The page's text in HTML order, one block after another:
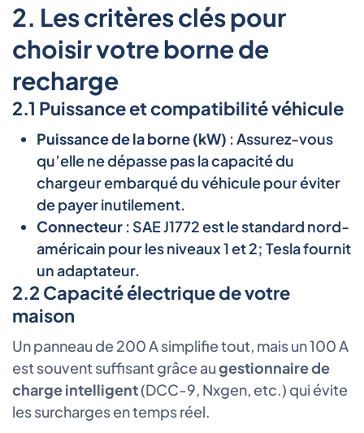
2. Les critères clés pour
choisir votre borne de
recharge
2.1 Puissance et compatibilité véhicule
Puissance de la borne (kW) : Assurez-vous
qu’elle ne dépasse pas la capacité du
chargeur embarqué du véhicule pour éviter
de payer inutilement.
Connecteur : SAE J1772 est le standard nord-
américain pour les niveaux 1 et 2; Tesla fournit
un adaptateur.
2.2 Capacité électrique de votre
maison
Un panneau de 200 A simplifie tout, mais un 100 A
est souvent suffisant grâce augestionnaire de
charge intelligent(DCC-9, Nxgen, etc.) qui évite
les surcharges en temps réel.